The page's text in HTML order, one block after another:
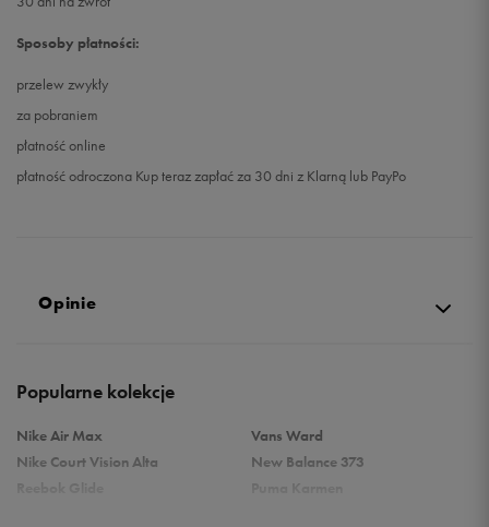
Sposoby płatności:
przelew zwykły
za pobraniem
płatność online
płatność odroczona Kup teraz zapłać za 30 dni z Klarną lub PayPo
Opinie
Popularne kolekcje
Nike Air Max
Nike Court Vision Alta
Vans Ward
New Balance 373